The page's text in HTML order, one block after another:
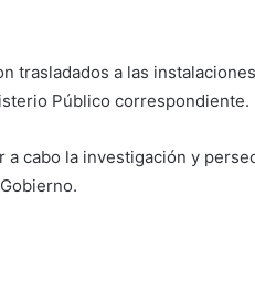
trasladados a las
Público correspondiente.
a cabo la investigación y